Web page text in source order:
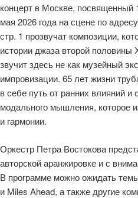
концерт в Москве,
мая 2026 года на сцене по
стр. 1 прозвучат композиции,
истории джаза второй
звучит здесь не как музейный
импровизации. 65 лет жизни
в себе путь от ранних влияний
модального мышления, которое
и гармонии.
Оркестр Петра Востокова
авторской аранжировке и с
В программе можно ожидать
и Miles Ahead, а также другие